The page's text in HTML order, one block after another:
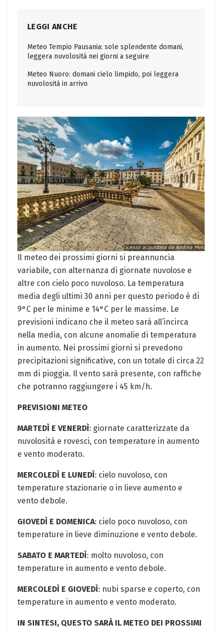
LEGGI ANCHE
Meteo Tempio Pausania: sole splendente domani,
leggera nuvolosità nei giorni a seguire
Meteo Nuoro: domani cielo limpido, poi leggera
nuvolosità in arrivo
Il meteo dei prossimi giorni si preannuncia
variabile, con alternanza di giornate nuvolose e
altre con cielo poco nuvoloso. La temperatura
media degli ultimi 30 anni per questo periodo è di
9°C per le minime e 14°C per le massime. Le
previsioni indicano che il meteo sarà all’incirca
nella media, con alcune anomalie di temperatura
in aumento. Nei prossimi giorni si prevedono
precipitazioni significative, con un totale di circa 22
mm di pioggia. Il vento sarà presente, con raffiche
che potranno raggiungere i 45 km/h.
PREVISIONI METEO
MARTEDÌ E VENERDÌ: giornate caratterizzate da
nuvolosità e rovesci, con temperature in aumento
e vento moderato.
MERCOLEDÌ E LUNEDÌ: cielo nuvoloso, con
temperature stazionarie o in lieve aumento e
vento debole.
GIOVEDÌ E DOMENICA: cielo poco nuvoloso, con
temperature in lieve diminuzione e vento debole.
SABATO E MARTEDÌ: molto nuvoloso, con
temperature in aumento e vento debole.
MERCOLEDÌ E GIOVEDÌ: nubi sparse e coperto, con
temperature in aumento e vento moderato.
IN SINTESI, QUESTO SARÀ IL METEO DEI PROSSIMI